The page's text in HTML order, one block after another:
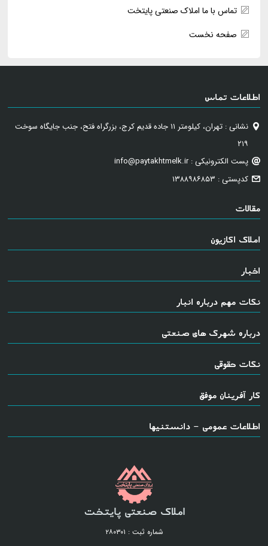
تماس با ما املاک صنعتی پایتخت
صفحه نخست
اطلاعات تماس
نشانی : تهران، کیلومتر ۱۱ جاده قدیم کرج، بزرگراه فتح، جنب جایگاه سوخت
۲۱۹
پست الکترونیکی : info@paytakhtmelk.ir
کدپستی : ۱۳۸۸۹۸۶۸۵۳
مقالات
املاک اکازیون
اخبار
نکات مهم درباره انبار
درباره شهرک های صنعتی
نکات حقوقی
کار آفرینان موفق
اطلاعات عمومی - دانستنیها
املاک صنعتی پایتخت
شماره ثبت : ۲۸۰۳۰۱